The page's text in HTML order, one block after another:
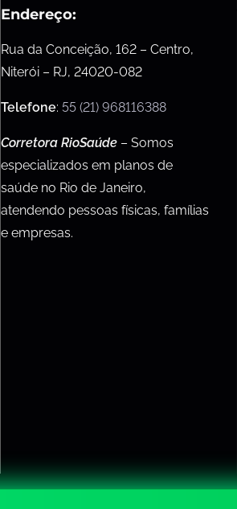
Endereço:
Rua da Conceição, 162 – Centro,
Niterói – RJ, 24020-082
Telefone: 55 (21) 968116388
Corretora RioSaúde – Somos
especializados em planos de
saúde no Rio de Janeiro,
atendendo pessoas físicas, famílias
e empresas.